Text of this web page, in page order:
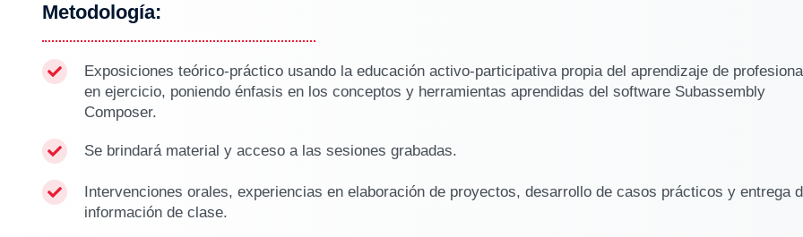
Metodología:

Exposiciones teórico-práctico usando la educación activo-participativa propia del aprendizaje de
en ejercicio, poniendo énfasis en los conceptos y herramientas aprendidas del software Subassembly
Composer.
 Se brindará material y acceso a las sesiones grabadas.

Intervenciones orales, experiencias en elaboración de proyectos, desarrollo de casos prácticos y entrega
información de clase.